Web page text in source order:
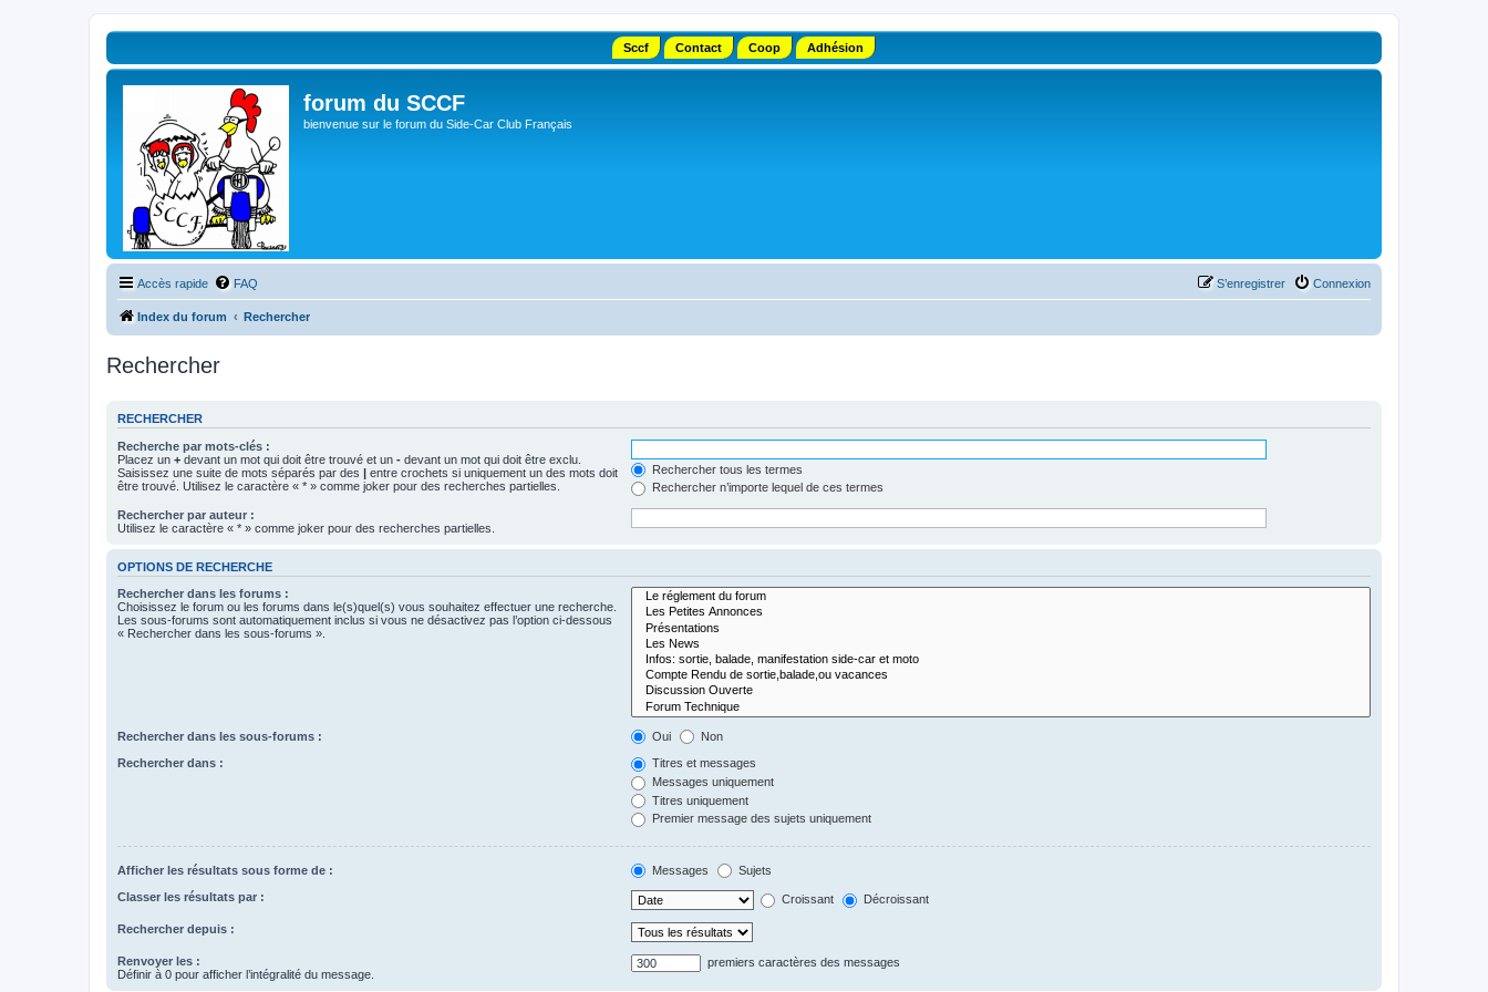
Sccf Contact Coop Adhésion
forum du SCCF
bienvenue sur le forum du Side-Car Club Français
Accès rapide FAQ Connexion
S’enregistrer
Index du forum Rechercher
Rechercher
RECHERCHER
Recherche par mots-clés :
Placez un + devant un mot qui doit être trouvé et un - devant un mot qui doit être exclu.
Saisissez une suite de mots séparés par des | entre crochets si uniquement un des mots doit
être trouvé. Utilisez le caractère « * » comme joker pour des recherches partielles.
Rechercher tous les termes
Rechercher n’importe lequel de ces termes
Rechercher par auteur :
Utilisez le caractère « * » comme joker pour des recherches partielles.
OPTIONS DE RECHERCHE
Rechercher dans les forums :
Choisissez le forum ou les forums dans le(s)quel(s) vous souhaitez effectuer une recherche.
Les sous-forums sont automatiquement inclus si vous ne désactivez pas l’option ci-dessous
« Rechercher dans les sous-forums ».
Rechercher dans les sous-forums : Oui Non
Rechercher dans :
Titres et messages
Messages uniquement
Titres uniquement
Premier message des sujets uniquement
Afficher les résultats sous forme de : Messages Sujets
Classer les résultats par : Croissant Décroissant
Rechercher depuis :
Renvoyer les :
Définir à 0 pour afficher l’intégralité du message.
premiers caractères des messages